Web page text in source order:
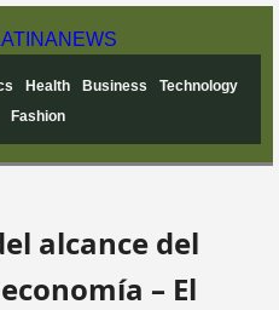
NEWS
Health Business
Technology
Fashion
alcance del
– El